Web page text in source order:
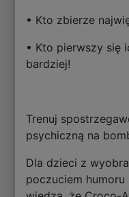
• Kto zbierze
• Kto pierwszy się
bardziej!
Trenuj
psychiczną na
Dla dzieci z
poczuciem